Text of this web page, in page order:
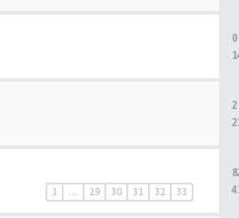
1 … 29 30 31 32 33